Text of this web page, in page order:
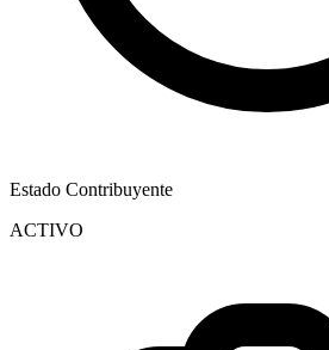
Estado Contribuyente
ACTIVO